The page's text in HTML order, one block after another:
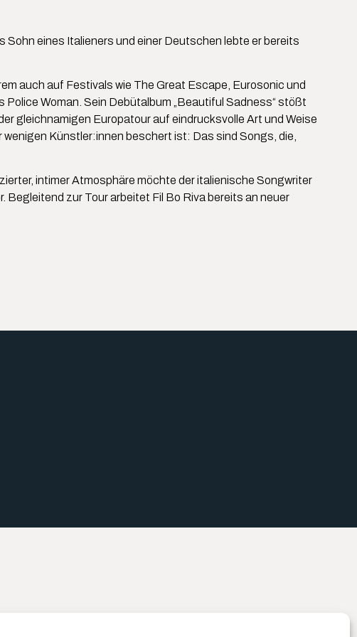
Sohn eines Italieners und einer Deutschen lebte er bereits
auch auf Festivals wie The Great Escape, Eurosonic und
Woman. Sein Debütalbum „Beautiful Sadness“ stößt
gleichnamigen Europatour auf eindrucksvolle Art und Weise
Künstler:innen beschert ist: Das sind Songs, die,
intimer Atmosphäre möchte der italienische Songwriter
Begleitend zur Tour arbeitet Fil Bo Riva bereits an neuer